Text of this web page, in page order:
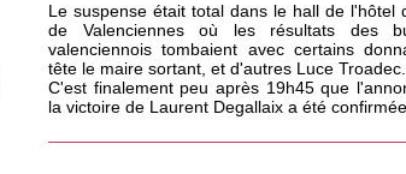
Le suspense était total dans le hall de l'hôtel
de Valenciennes où les résultats des
valenciennois tombaient avec certains
tête le maire sortant, et d'autres Luce Troadec.
C'est finalement peu après 19h45 que
la victoire de Laurent Degallaix a été